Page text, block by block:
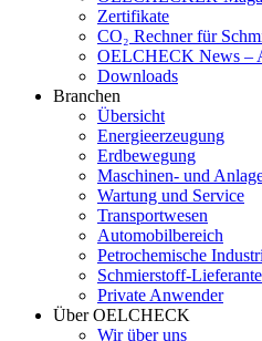
Zertifikate
CO₂ Rechner für
OELCHECK News –
Downloads
Branchen
Übersicht
Energieerzeugung
Erdbewegung
Maschinen- und
Wartung und Service
Transportwesen
Automobilbereich
Petrochemische
Schmierstoff-
Private Anwender
Über OELCHECK
Wir über uns